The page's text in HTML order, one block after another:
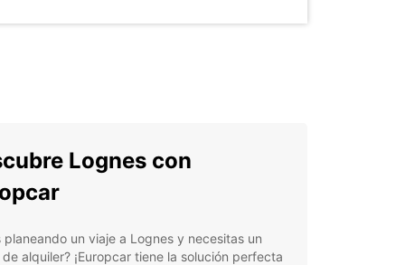
Lognes con
planeando un viaje a Lognes y necesitas un
alquiler? ¡Europcar tiene la solución perfecta